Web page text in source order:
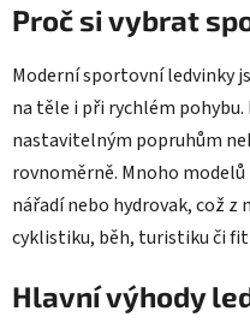
Proč si vybrat
Moderní sportovní ledvinky
na těle i při rychlém
nastavitelným popruhům
rovnoměrně. Mnoho
nářadí nebo hydrovak, což
cyklistiku, běh, turistiku či
Hlavní výhody